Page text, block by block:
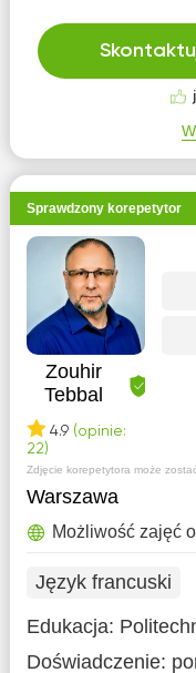
Sprawdzony korepetytor
Zouhir
Tebbal
4.9 (opinie:
22)
Zdjęcie korepetytora może
Warszawa
Możliwość zajęć
Język francuski
Edukacja:
Doświadczenie: